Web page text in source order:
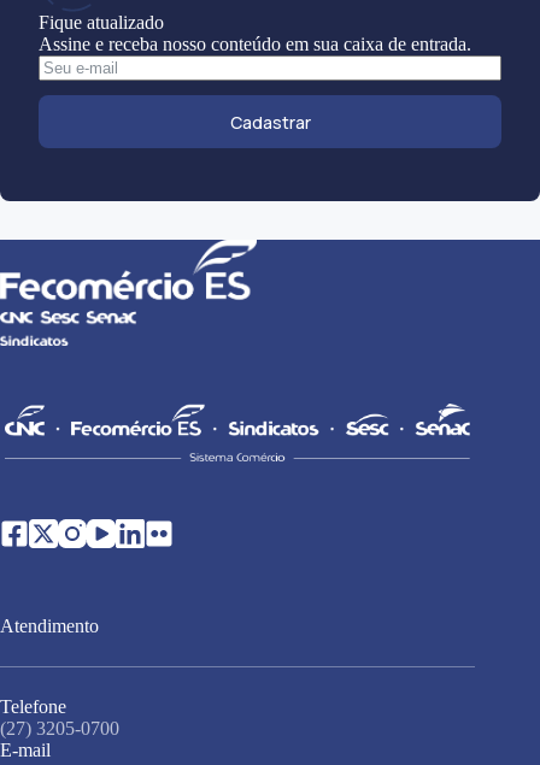
Fique atualizado
Assine e receba nosso conteúdo em sua caixa de entrada.
Cadastrar
Atendimento
Telefone
(27) 3205-0700
E-mail